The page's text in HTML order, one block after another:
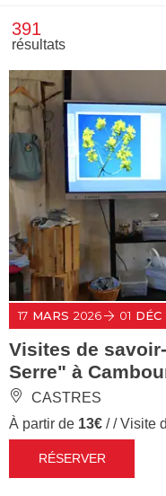
391
résultats
17 MARS 2026 01 DÉC
Visites de
Serre" à
CASTRES
À partir de 13€ / / Visite
RÉSERVER